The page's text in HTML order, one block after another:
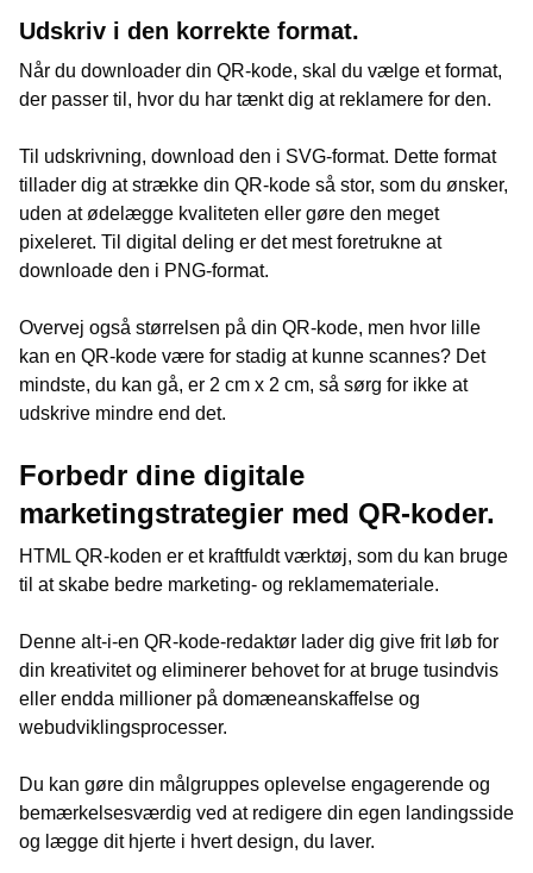
Udskriv i den korrekte format.
Når du downloader din QR-kode, skal du vælge et format,
der passer til, hvor du har tænkt dig at reklamere for den.
Til udskrivning, download den i SVG-format. Dette format
tillader dig at strække din QR-kode så stor, som du ønsker,
uden at ødelægge kvaliteten eller gøre den meget
pixeleret. Til digital deling er det mest foretrukne at
downloade den i PNG-format.
Overvej også størrelsen på din QR-kode, men hvor lille
kan en QR-kode være for stadig at kunne scannes? Det
mindste, du kan gå, er 2 cm x 2 cm, så sørg for ikke at
udskrive mindre end det.
Forbedr dine digitale
marketingstrategier med QR-koder.
HTML QR-koden er et kraftfuldt værktøj, som du kan bruge
til at skabe bedre marketing- og reklamemateriale.
Denne alt-i-en QR-kode-redaktør lader dig give frit løb for
din kreativitet og eliminerer behovet for at bruge tusindvis
eller endda millioner på domæneanskaffelse og
webudviklingsprocesser.
Du kan gøre din målgruppes oplevelse engagerende og
bemærkelsesværdig ved at redigere din egen landingsside
og lægge dit hjerte i hvert design, du laver.